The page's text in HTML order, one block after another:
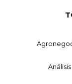
Análisis